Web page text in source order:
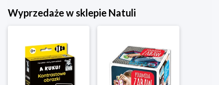
Wyprzedaże w sklepie Natuli